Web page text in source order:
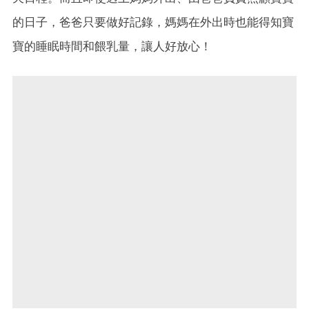
的日子，爸爸只要做好記錄，媽媽在外出時也能得知寶
寶的睡眠時間和餵乳量，讓人好放心！